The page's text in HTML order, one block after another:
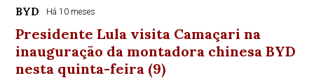
BYD Há 10 meses
Presidente Lula visita Camaçari na
inauguração da montadora chinesa BYD
nesta quinta-feira (9)